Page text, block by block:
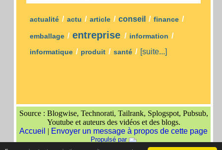
actualité / actu / article / conseil / finance /
emballage / entreprise / information /
informatique / produit / santé / [suite...]
Source : Blogwise, Technorati, Tailrank, Splogspot, Pubsub,
Youtube et auteurs des vidéos et des blogs.
Accueil | Envoyer un message à propos de cette page
Propulsé par